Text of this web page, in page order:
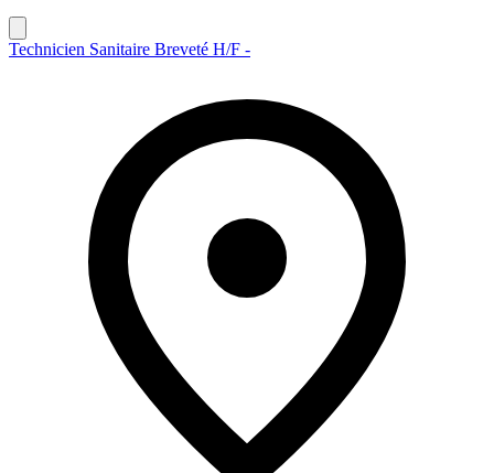
Technicien Sanitaire Breveté H/F -